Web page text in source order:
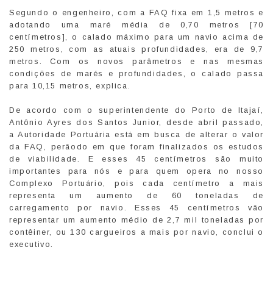
Segundo o engenheiro, com a FAQ fixa em 1,5 metros e
adotando uma maré média de 0,70 metros [70
centímetros], o calado máximo para um navio acima de
250 metros, com as atuais profundidades, era de 9,7
metros. Com os novos parâmetros e nas mesmas
condições de marés e profundidades, o calado passa
para 10,15 metros, explica.
De acordo com o superintendente do Porto de Itajaí,
Antônio Ayres dos Santos Junior, desde abril passado,
a Autoridade Portuária está em busca de alterar o valor
da FAQ, perãodo em que foram finalizados os estudos
de viabilidade. E esses 45 centímetros são muito
importantes para nós e para quem opera no nosso
Complexo Portuário, pois cada centímetro a mais
representa um aumento de 60 toneladas de
carregamento por navio. Esses 45 centímetros vão
representar um aumento médio de 2,7 mil toneladas por
contêiner, ou 130 cargueiros a mais por navio, conclui o
executivo.